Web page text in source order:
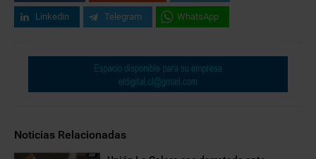
Linkedin Telegram WhatsApp
Noticias Relacionadas